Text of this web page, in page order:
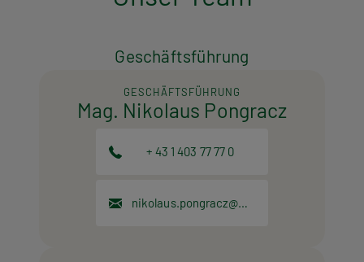
Geschäftsführung
GESCHÄFTSFÜHRUNG
Mag. Nikolaus Pongracz
+ 43 1 403 77 77 0
nikolaus.pongracz@hpt.at